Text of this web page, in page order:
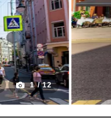
1/12